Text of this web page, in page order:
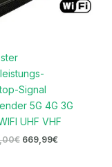
Signal
5G 4G 3G
UHF VHF
€ 669,99€